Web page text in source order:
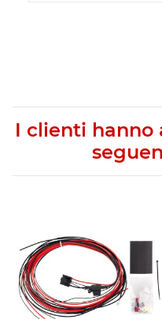
I clienti hanno